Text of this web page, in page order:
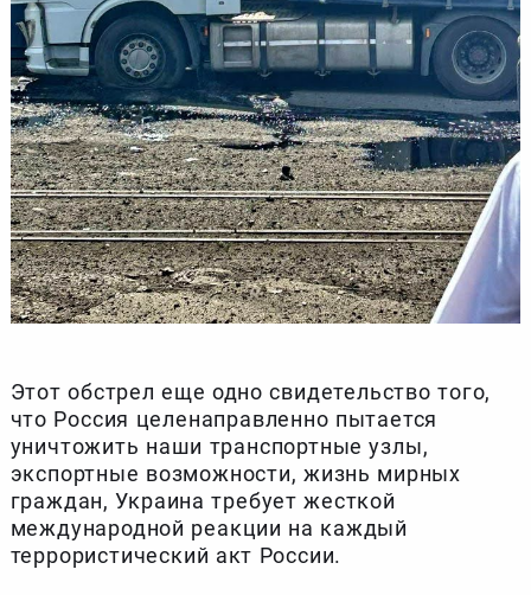
Этот обстрел еще одно свидетельство того,
что Россия целенаправленно пытается
уничтожить наши транспортные узлы,
экспортные возможности, жизнь мирных
граждан, Украина требует жесткой
международной реакции на каждый
террористический акт России.